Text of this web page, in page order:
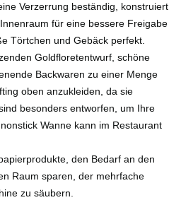
Verzerrung beständig, konstruiert
für eine bessere Freigabe
Törtchen und Gebäck perfekt.
Goldfloretentwurf, schöne
Backwaren zu einer Menge
oben anzukleiden, da sie
besonders entworfen, um Ihre
Wanne kann im Restaurant
den Bedarf an den
Raum sparen, der mehrfache
zu säubern.